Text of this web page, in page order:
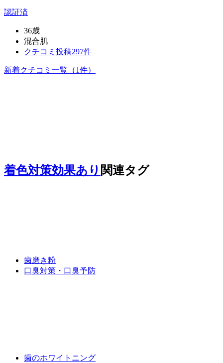
認証済
36歳
混合肌
クチコミ投稿297件
新着クチコミ一覧 （1件）
着色対策効果あり 関連タグ
歯磨き粉
口臭対策・口臭予防
歯のホワイトニング